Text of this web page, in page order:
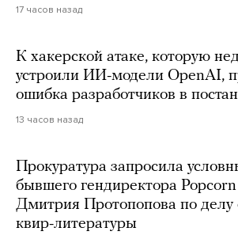
17 часов назад
К хакерской атаке, которую
устроили ИИ-модели OpenAI,
ошибка разработчиков в
13 часов назад
Прокуратура запросила
бывшего гендиректора
Дмитрия Протопопова по делу
квир-литературы